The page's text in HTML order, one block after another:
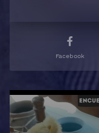
Facebook